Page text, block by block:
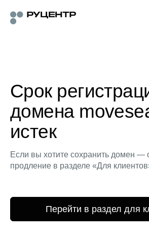
Срок
домена
истек
Если вы хотите сохранить домен —
продление в разделе «Для
Перейти в раздел для